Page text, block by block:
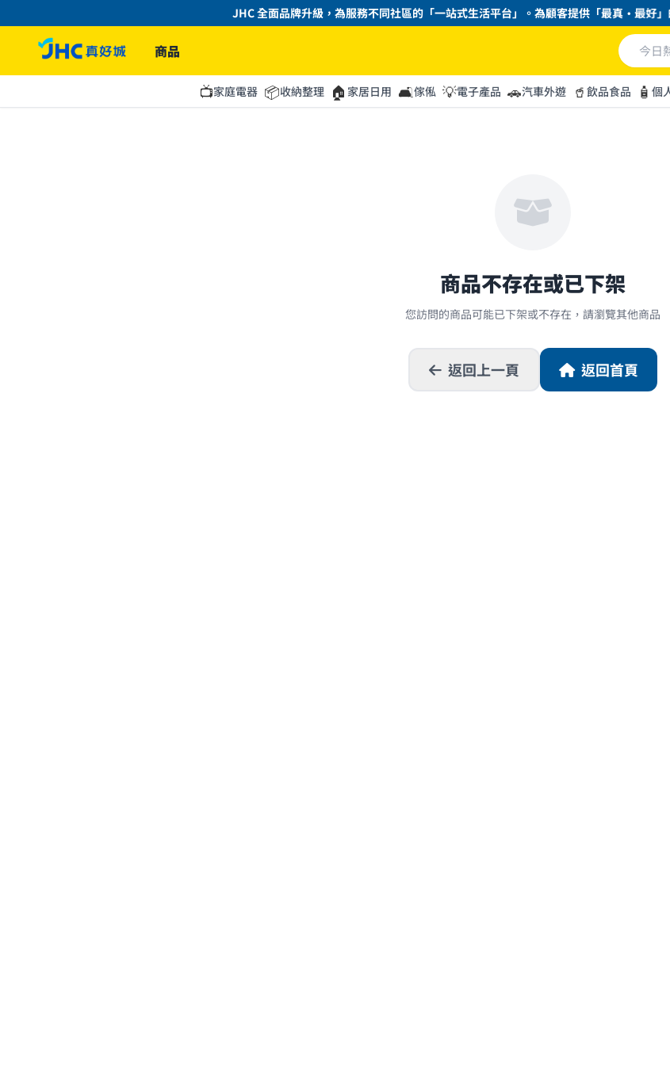
JHC 全面品牌升級，為服務不同社區的「一站式生活平台」。為顧客提供「最真・最好」的
商品
📺家庭電器 📦收納整理 🏠 家居日用 🛋️傢俬 💡電子產品 🚗汽車外遊 🥤 飲品食品 🧴 個
商品不存在或已下架
您訪問的商品可能已下架或不存在，請瀏覽其他商品
返回上一頁 返回首頁